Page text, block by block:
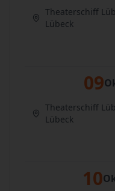
Theaterschiff
Lübeck
09
Theaterschiff
Lübeck
10